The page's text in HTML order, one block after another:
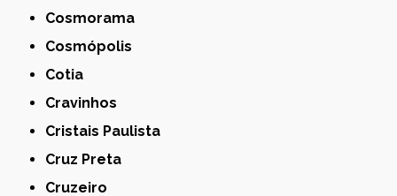
Cosmorama
Cosmópolis
Cotia
Cravinhos
Cristais Paulista
Cruz Preta
Cruzeiro